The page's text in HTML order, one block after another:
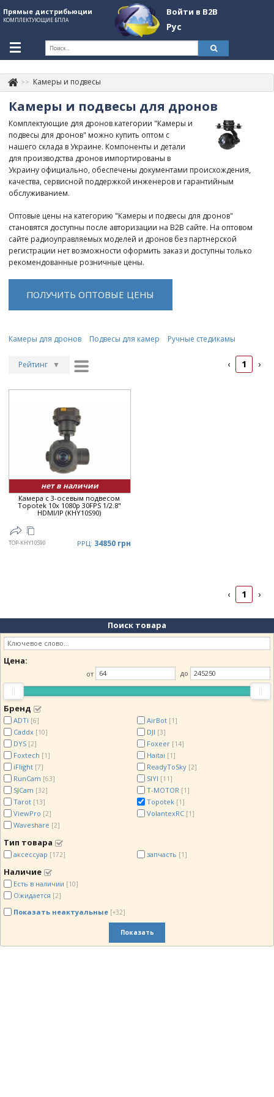
Прямые дистрибьюции
КОМПЛЕКТУЮЩИЕ БПЛА
Войти в B2B
Рус
+380507774092 Контакты
About Company
Обзоры
Категории
Бренды
Войти в B2B
Стать партнером
Камеры и подвесы
Камеры и подвесы для дронов
Комплектующие для дронов категории "Камеры и
подвесы для дронов" можно купить оптом с
нашего склада в Украине. Компоненты и детали
для производства дронов импортированы в
Украину официально, обеспечены документами происхождения,
качества, сервисной поддержкой инженеров и гарантийным
обслуживанием.
Оптовые цены на категорию "Камеры и подвесы для дронов"
становятся доступны после авторизации на B2B сайте. На оптовом
сайте радиоуправляемых моделей и дронов без партнерской
регистрации нет возможности оформить заказ и доступны только
рекомендованные розничные цены.
ПОЛУЧИТЬ ОПТОВЫЕ ЦЕНЫ
Камеры для дронов Подвесы для камер Ручные стедикамы
Рейтинг ▼
▼
▼
‹ 1 ›
нет в наличии
Камера с 3-осевым подвесом
Topotek 10x 1080p 30FPS 1/2.8"
HDMI/IP (KHY10S90)
TOP-KHY10S90 РРЦ: 34850 грн
‹ 1 ›
Поиск товара
Цена:
от до
Бренд
ADTi [6] AirBot [1]
Caddx [10] DJI [3]
DYS [2] Foxeer [14]
Foxtech [1] Haitai [1]
iFlight [7] ReadyToSky [2]
RunCam [63] SIYI [11]
SJCam [32] T-MOTOR [1]
Tarot [13] Topotek [1]
ViewPro [2] VolantexRC [1]
Waveshare [2]
Тип товара
аксессуар [172] запчасть [1]
Наличие
Есть в наличии [10]
Ожидается [2]
Показать неактуальные [+32]
Показать